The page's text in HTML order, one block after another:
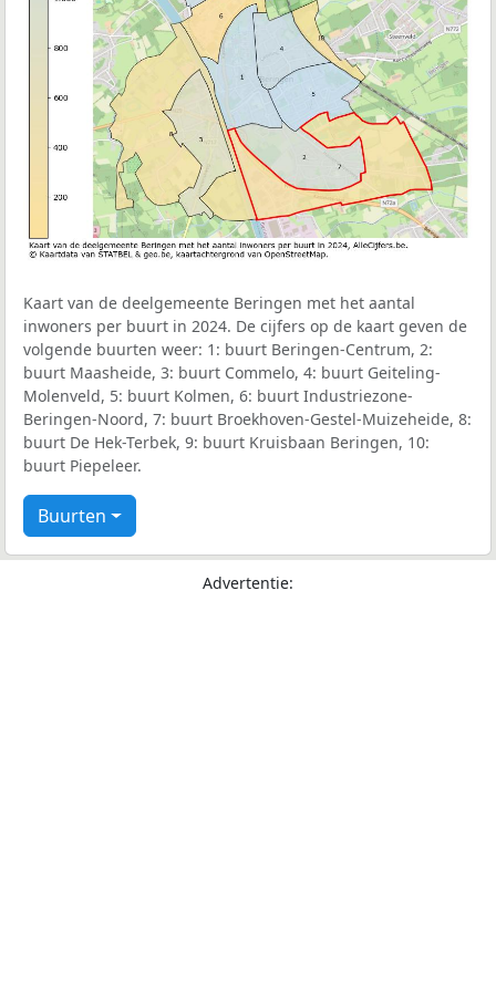
Kaart van de deelgemeente Beringen met het aantal
inwoners per buurt in 2024. De cijfers op de kaart geven de
volgende buurten weer: 1: buurt Beringen-Centrum, 2:
buurt Maasheide, 3: buurt Commelo, 4: buurt Geiteling-
Molenveld, 5: buurt Kolmen, 6: buurt Industriezone-
Beringen-Noord, 7: buurt Broekhoven-Gestel-Muizeheide, 8:
buurt De Hek-Terbek, 9: buurt Kruisbaan Beringen, 10:
buurt Piepeleer.
Buurten
Advertentie: